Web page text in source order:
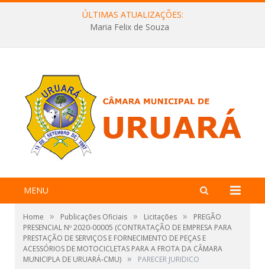
ÚLTIMAS ATUALIZAÇÕES:
Maria Felix de Souza
MENU
Home » Publicações Oficiais » Licitações »
PREGÃO
PRESENCIAL Nº 2020-00005 (CONTRATAÇÃO DE EMPRESA PARA
PRESTAÇÃO DE SERVIÇOS E FORNECIMENTO DE PEÇAS E
ACESSÓRIOS DE MOTOCICLETAS PARA A FROTA DA CÂMARA
MUNICIPLA DE URUARÁ-CMU) » PARECER JURIDICO